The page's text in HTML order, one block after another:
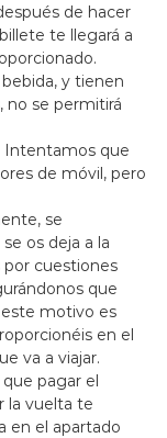
de hacer
te llegará a
y tienen
no se permitirá
Intentamos que
de móvil, pero
se
os deja a la
por cuestiones
que
motivo es
en el
va a viajar.
pagar el
la vuelta te
en el apartado